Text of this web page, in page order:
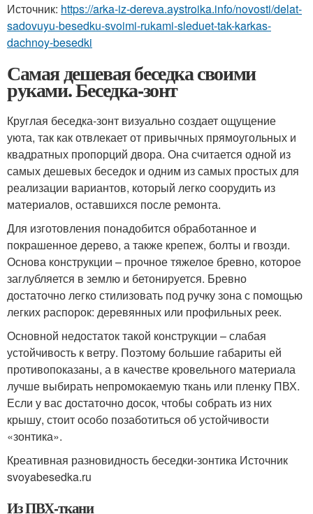
Источник: https://arka-iz-dereva.aystroika.info/novosti/delat-
sadovuyu-besedku-svoimi-rukami-sleduet-tak-karkas-
dachnoy-besedki
Самая дешевая беседка своими
руками. Беседка-зонт
Круглая беседка-зонт визуально создает ощущение
уюта, так как отвлекает от привычных прямоугольных и
квадратных пропорций двора. Она считается одной из
самых дешевых беседок и одним из самых простых для
реализации вариантов, который легко соорудить из
материалов, оставшихся после ремонта.
Для изготовления понадобится обработанное и
покрашенное дерево, а также крепеж, болты и гвозди.
Основа конструкции – прочное тяжелое бревно, которое
заглубляется в землю и бетонируется. Бревно
достаточно легко стилизовать под ручку зона с помощью
легких распорок: деревянных или профильных реек.
Основной недостаток такой конструкции – слабая
устойчивость к ветру. Поэтому большие габариты ей
противопоказаны, а в качестве кровельного материала
лучше выбирать непромокаемую ткань или пленку ПВХ.
Если у вас достаточно досок, чтобы собрать из них
крышу, стоит особо позаботиться об устойчивости
«зонтика».
Креативная разновидность беседки-зонтика Источник
svoyabesedka.ru
Из ПВХ-ткани